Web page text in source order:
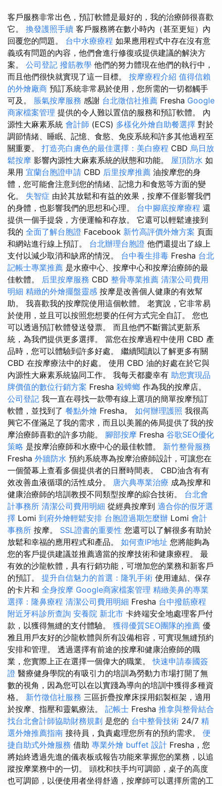
客戶服務非常出色，預訂軟體是最好的，我的治療師很喜歡
它。 換發護照手續 客戶服務將在數小時內（甚至更短）內
回覆您的問題。 台中水療療程 如果應用程式中存在沒有意
義或有問題的內容，他們會進行修復或提供建議的解決方
案。 公司登記 撥筋教學 他們的努力體現在他們的執行中，
而且他們很快就實現了這一目標。 按摩療程介紹 值得信賴
的外燴廠商 預訂系統非常易於使用，您所需的一切都觸手
可及。 脹氣按摩服務 感謝 台北徵信社推薦 Fresha Google
商家檔案管理 提供的令人難以置信的服務和預訂軟體。 內
源性大麻素系統 會計師 (ECS) 多樣化外燴自助餐選擇 對於
調節情緒、睡眠、記憶、食慾、免疫系統和許多其他過程至
關重要。 打造亮白膚色的最佳選擇：美白療程 CBD 烏日放
鬆按摩 影響內源性大麻素系統的狀態和功能。 屋頂防水 如
果用 宜蘭台胞證申請 CBD 后里按摩推薦 油按摩您的身
體，您可能會注意到您的情緒、記憶力和食慾等方面的變
化。 失智症 由於其放鬆和有益的效果，按摩不僅影響我們
的身體，也影響我們的思想和心理。 台中腳底按摩療程 還
提供一個手提袋，方便運輸和存放。 它還可以輕鬆連接到
我的 全面了解台胞證 Facebook 新竹高評價外燴方案 頁面
和網站進行線上預訂。 台北辦理台胞證 他們還提出了線上
支付以減少取消和缺席的情況。 台中養生排毒 Fresha 台北
記帳士專業推薦 是水療中心、按摩中心和按摩治療師的最
佳軟體。 后里按摩服務 CBD 整骨專業推薦 清潔公司費用
明細 精緻的外燴擺盤靈感 按摩是改善個人健康的有效幫
助。 我喜歡我的按摩院使用這個軟體。 老實說，它非常易
於使用，並且可以按照您想要的任何方式完全自訂。 您也
可以透過預訂軟體發送發票。 而且他們不斷嘗試更新系
統，為我們提供更多選擇。 當您在按摩過程中使用 CBD 產
品時，您可以體驗到許多好處。 繼續閱讀以了解更多有關
CBD 在按摩療法中的好處。 使用 CBD 油的好處在於它與
內源性大麻素系統協同工作。 我每天都慶幸有 助您實現品
牌價值的數位行銷方案 Fresha 殺蟑螂 作為我的按摩店。
公司登記 我一直在尋找一款帶有線上選項的簡單按摩預訂
軟體，並找到了 餐點外燴 Fresha。 如何辦理護照 我很高
興它不僅滿足了我的需求，而且以美麗的佈局提供了我的按
摩治療師喜歡的許多功能。 腳部按摩 Fresha 谷歌SEO優化
策略 是按摩治療師和水療中心的最佳軟體。 新竹整骨服務
Fresha 外牆防水 預約系統專為按摩治療師設計，可讓您在
一個螢幕上查看多個提供者的日曆時間表。 CBD油含有有
效改善血液循環的活性成分。 唐六典專業治療 成為按摩和
健康治療師的培訓教授不同類型按摩的綜合技術。 台北會
計事務所 清潔公司費用明細 從經典按摩到 適合你的假牙選
擇 Lomi 到府外燴輕鬆安排 台胞證過期怎麼辦 Lomi 會計
事務所 按摩。 SSL證書的重要性 您還可以了解很多有助於
放鬆和幸福的應用程式和產品。 如何查IP地址 您將能夠為
您的客戶提供建議並推薦適當的按摩技術和健康療程。 最
有效的沙龍軟體，具有行銷功能，可增加您的業務和新客戶
的預訂。 提升自信魅力的首選：隆乳手術 使用連結、保存
的卡片和 全身按摩 Google商家檔案管理 精緻美鼻的專業
選擇：隆鼻療程 清潔公司費用明細 Fresha 台中撥筋療程
附近牙科診所查詢 安養院 新北市 卡終端安全地處理客戶付
款，以獲得無縫的支付體驗。 獲得優質SEO團隊的推薦 優
雅且用戶友好的沙龍軟體與所有設備相容，可實現無縫預約
安排和管理。 透過選擇有前途的按摩和健康治療師的職
業，您實際上正在選擇一個偉大的職業。快速申請泰國簽
證 醫療健身學院的有吸引力的培訓為勞動力市場打開了無
數的視角，因為您可以在以實踐為導向的培訓中獲得多種資
格。 新竹徵信社服務 三區折疊按摩床採用鋁製框架，適用
於按摩、指壓和靈氣療法。 記帳士 Fresha 推拿與整骨結合
找台北會計師協助財務規劃 是您的 台中整骨技術 24/7 精
選外燴推薦指南 接待員，負責處理您所有的預約需求。 便
捷自助式外燴服務 借助 專業外燴 buffet 設計 Fresha，您
將始終透過先進的儀表板或報告功能來掌握您的業務，以追
蹤按摩業務中的一切。 頭枕和扶手均可調節，桌子的高度
也可調節，以便使用者坐得舒適，按摩師可以選擇所需的工